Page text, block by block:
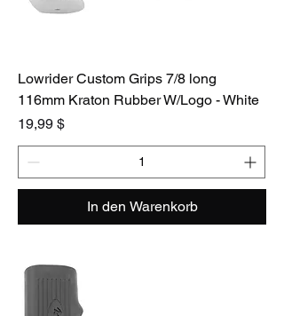
Lowrider Custom Grips 7/8 long
116mm Kraton Rubber W/Logo - White
Preis
19,99 $
In den Warenkorb